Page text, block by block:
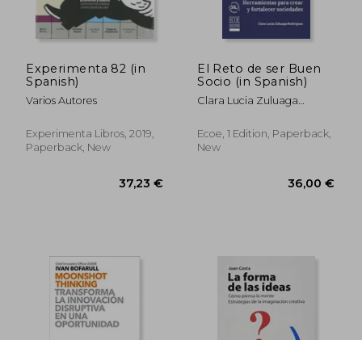
30,81 €
Experimenta 82 (in
Spanish)
Varios Autores
Experimenta Libros, 2019,
Paperback, New
El Reto de ser Buen
Socio (in Spanish)
Clara Lucia Zuluaga
Ecoe, 1 Edition, Paperback,
New